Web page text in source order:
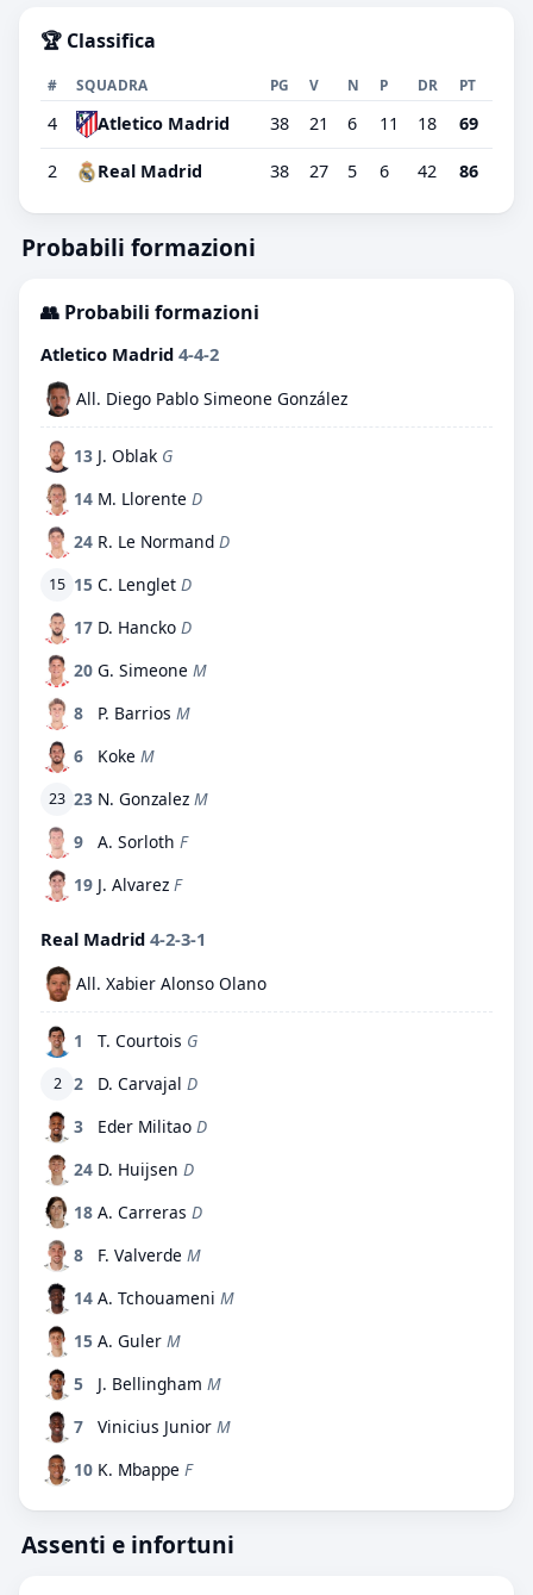
🏆 Classifica
# SQUADRA PG V N P DR PT
4 Atletico Madrid 38 21 6 11 18 69
2 Real Madrid 38 27 5 6 42 86
Probabili formazioni
👥 Probabili formazioni
Atletico Madrid 4-4-2
All. Diego Pablo Simeone González
13 J. Oblak G
14 M. Llorente D
24 R. Le Normand D
15 15 C. Lenglet D
17 D. Hancko D
20 G. Simeone M
8
P. Barrios M
6
Koke M
23 23 N. Gonzalez M
9
A. Sorloth F
19 J. Alvarez F
Real Madrid 4-2-3-1
All. Xabier Alonso Olano
1 T. Courtois G
2 2 D. Carvajal D
3
Eder Militao D
24 D. Huijsen D
18 A. Carreras D
8
F. Valverde M
14 A. Tchouameni M
15 A. Guler M
5
J. Bellingham M
7
Vinicius Junior M
10 K. Mbappe F
Assenti e infortuni